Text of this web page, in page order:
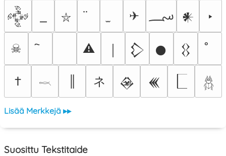
𒅒 ⛥ ✈ ؄ 𒀭 ‣
☠ ⚠ 𒁷 𒊹 𒌐
† 𓎖 ネ 𒊲 𒌍 𓆣
Lisää Merkkejä ▸▸
Suosittu Tekstitaide